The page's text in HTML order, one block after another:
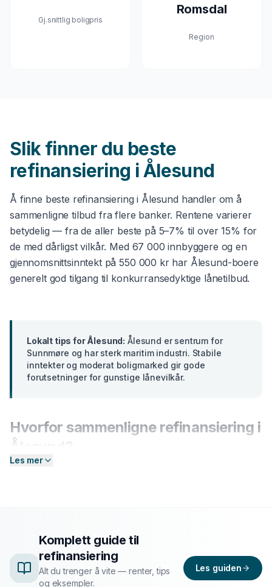
Gj.snittlig boligpris
Romsdal
Region
Slik finner du beste
refinansiering iÅlesund
Å finne beste refinansiering i Ålesund handler om å
sammenligne tilbud fra flere banker. Rentene varierer
betydelig — fra de aller beste på 5–7% til over 15% for
de med dårligst vilkår. Med 67 000 innbyggere og en
gjennomsnittsinntekt på550 000 krhar Ålesund-boere
generelt god tilgang til konkurransedyktige lånetilbud.
Lokalt tips forÅlesund: Ålesund er sentrum for
Sunnmøre og har sterk maritim industri. Stabile
inntekter og moderat boligmarked gir gode
forutsetninger for gunstige lånevilkår.
Hvorfor sammenligne refinansiering i
Ålesund
Banker i
sammenligne aktuelle tilbud og finne det som passer
deg best.
Les mer
Komplett guide til
refinansiering
Alt du trenger å vite — renter, tips
og eksempler.
Les guiden